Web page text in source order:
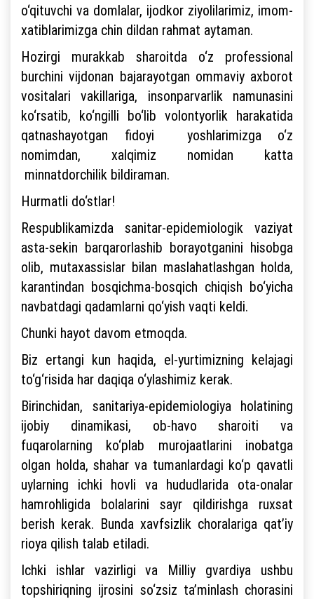
o‘qituvchi va domlalar, ijodkor ziyolilarimiz, imom-
xatiblarimizga chin dildan rahmat aytaman.
Hozirgi murakkab sharoitda o‘z professional
burchini vijdonan bajarayotgan ommaviy axborot
vositalari vakillariga, insonparvarlik namunasini
ko‘rsatib, ko‘ngilli bo‘lib volontyorlik harakatida
qatnashayotgan fidoyi yoshlarimizga o‘z
nomimdan, xalqimiz nomidan katta
minnatdorchilik bildiraman.
Hurmatli do‘stlar!
Respublikamizda sanitar-epidemiologik vaziyat
asta-sekin barqarorlashib borayotganini hisobga
olib, mutaxassislar bilan maslahatlashgan holda,
karantindan bosqichma-bosqich chiqish bo‘yicha
navbatdagi qadamlarni qo‘yish vaqti keldi.
Chunki hayot davom etmoqda.
Biz ertangi kun haqida, el-yurtimizning kelajagi
to‘g‘risida har daqiqa o‘ylashimiz kerak.
Birinchidan, sanitariya-epidemiologiya holatining
ijobiy dinamikasi, ob-havo sharoiti va
fuqarolarning ko‘plab murojaatlarini inobatga
olgan holda, shahar va tumanlardagi ko‘p qavatli
uylarning ichki hovli va hududlarida ota-onalar
hamrohligida bolalarini sayr qildirishga ruxsat
berish kerak. Bunda xavfsizlik choralariga qat’iy
rioya qilish talab etiladi.
Ichki ishlar vazirligi va Milliy gvardiya ushbu
topshiriqning ijrosini so‘zsiz ta’minlash chorasini